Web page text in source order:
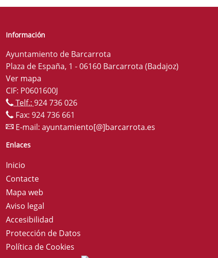
Información
Ayuntamiento de Barcarrota
Plaza de España, 1 - 06160 Barcarrota (Badajoz)
Ver mapa
CIF: P0601600J
Telf.: 924 736 026
Fax: 924 736 661
E-mail: ayuntamiento[@]barcarrota.es
Enlaces
Inicio
Contacte
Mapa web
Aviso legal
Accesibilidad
Protección de Datos
Política de Cookies